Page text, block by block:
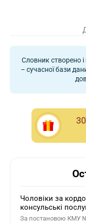
Словник створено
– сучасної бази
Чоловіки за
консульські
За постановою КМУ